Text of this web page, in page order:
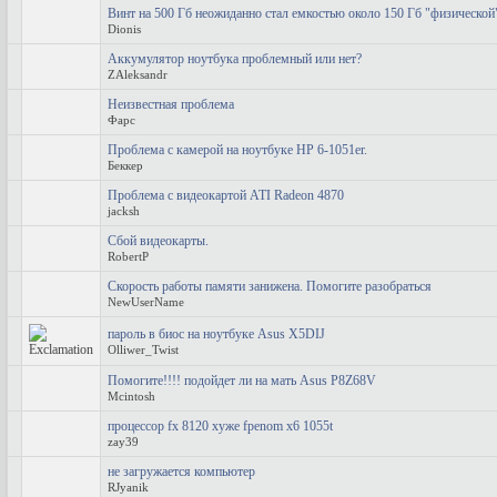
Винт на 500 Гб неожиданно стал емкостью около 150 Гб
Dionis
Аккумулятор ноутбука проблемный или нет?
ZAleksandr
Неизвестная проблема
Фарс
Проблема с камерой на ноутбуке HP 6-1051er.
Беккер
Проблема с видеокартой ATI Radeon 4870
jacksh
Сбой видеокарты.
RobertP
Скорость работы памяти занижена. Помогите разобраться
NewUserName
пароль в биос на ноутбуке Asus X5DIJ
Olliwer_Twist
Помогите!!!! подойдет ли на мать Asus P8Z68V
Mcintosh
процессор fx 8120 хуже fpenom x6 1055t
zay39
не загружается компьютер
RJyanik